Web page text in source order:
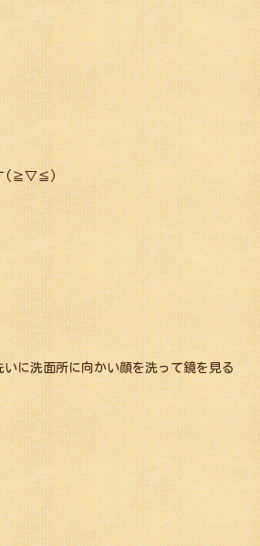
す(≧▽≦)
に洗面所に向かい顔を洗って鏡を見る